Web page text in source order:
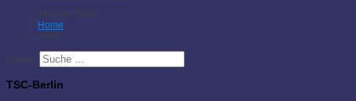
Aktuelle Seite:
Home
Links
Suchen
TSC-Berlin